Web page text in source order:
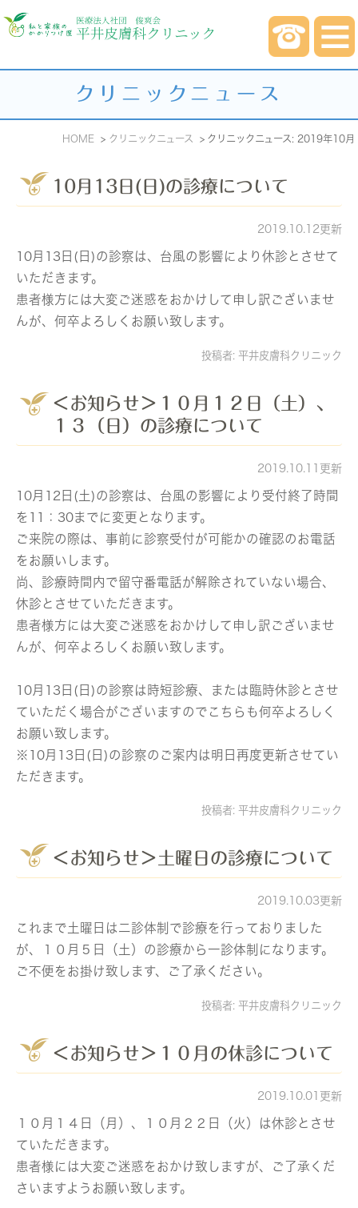
クリニックニュース
HOME クリニックニュース クリニックニュース: 2019年10月
10月13日(日)の診療について
2019.10.12更新
10月13日(日)の診察は、台風の影響により休診とさせて
いただきます。
患者様方には大変ご迷惑をおかけして申し訳ございませ
んが、何卒よろしくお願い致します。
投稿者: 平井皮膚科クリニック
＜お知らせ＞１０月１２日（土）、
１３（日）の診療について
2019.10.11更新
10月12日(土)の診察は、台風の影響により受付終了時間
を11：30までに変更となります。
ご来院の際は、事前に診察受付が可能かの確認のお電話
をお願いします。
尚、診療時間内で留守番電話が解除されていない場合、
休診とさせていただきます。
患者様方には大変ご迷惑をおかけして申し訳ございませ
んが、何卒よろしくお願い致します。
10月13日(日)の診察は時短診療、または臨時休診とさせ
ていただく場合がございますのでこちらも何卒よろしく
お願い致します。
※10月13日(日)の診察のご案内は明日再度更新させてい
ただきます。
投稿者: 平井皮膚科クリニック
＜お知らせ＞土曜日の診療について
2019.10.03更新
これまで土曜日は二診体制で診療を行っておりました
が、１０月５日（土）の診療から一診体制になります。
ご不便をお掛け致します、ご了承ください。
投稿者: 平井皮膚科クリニック
＜お知らせ＞１０月の休診について
2019.10.01更新
１０月１４日（月）、１０月２２日（火）は休診とさせ
ていただきます。
患者様には大変ご迷惑をおかけ致しますが、ご了承くだ
さいますようお願い致します。